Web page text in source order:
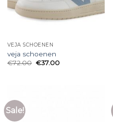
VEJA SCHOENEN
veja schoenen
€72.00 €37.00
Sale!